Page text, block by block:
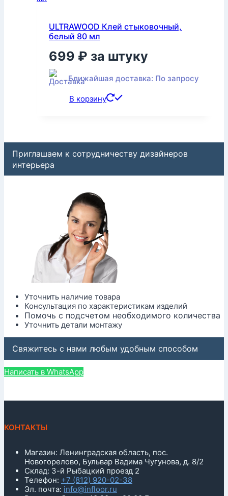
ULTRAWOOD Клей стыковочный,
белый 80 мл
699 ₽ за штуку
Ближайшая доставка: По запросу
В корзину
Приглашаем к сотрудничеству дизайнеров
интерьера
Уточнить наличие товара
Консультация по характеристикам изделий
Помочь с подсчетом необходимого количества
Уточнить детали монтажу
Свяжитесь с нами любым удобным способом
Написать в WhatsApp
КОНТАКТЫ
Магазин: Ленинградская область, пос.
Новогорелово, Бульвар Вадима Чугунова, д. 8/2
Склад: 3-й Рыбацкий проезд 2
Телефон: +7 (812) 920-02-38
Эл. почта: info@infloor.ru